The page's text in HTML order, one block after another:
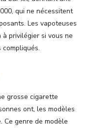
qui ne nécessitent
Les vapoteuses
privilégier si vous ne
grosse cigarette
ont, les modèles
Ce genre de modèle